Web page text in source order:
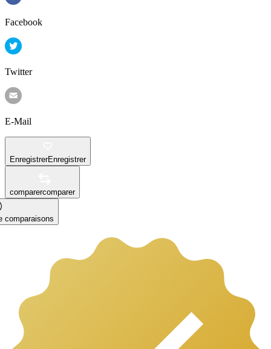
Facebook
Twitter
E-Mail
EnregistrerEnregistrer
comparercomparer
comparaisons